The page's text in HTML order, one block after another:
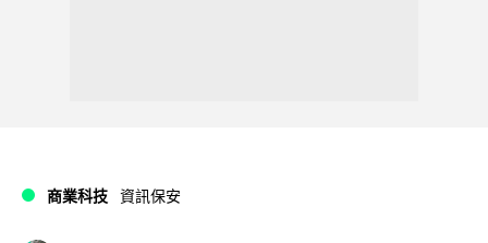
商業科技 資訊保安